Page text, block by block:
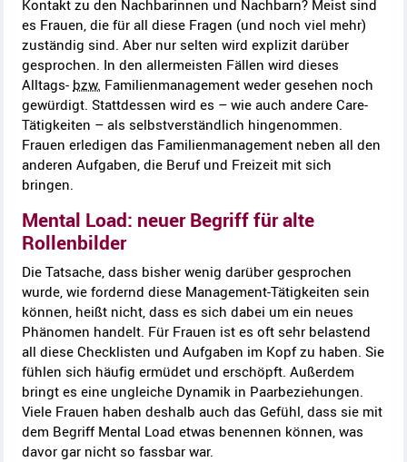
Kontakt zu den Nachbarinnen und Nachbarn? Meist sind
es Frauen, die für all diese Fragen (und noch viel mehr)
zuständig sind. Aber nur selten wird explizit darüber
gesprochen. In den allermeisten Fällen wird dieses
Alltags- bzw. Familienmanagement weder gesehen noch
gewürdigt. Stattdessen wird es – wie auch andere Care-
Tätigkeiten – als selbstverständlich hingenommen.
Frauen erledigen das Familienmanagement neben all den
anderen Aufgaben, die Beruf und Freizeit mit sich
bringen.
Mental Load: neuer Begriff für alte
Rollenbilder
Die Tatsache, dass bisher wenig darüber gesprochen
wurde, wie fordernd diese Management-Tätigkeiten sein
können, heißt nicht, dass es sich dabei um ein neues
Phänomen handelt. Für Frauen ist es oft sehr belastend
all diese Checklisten und Aufgaben im Kopf zu haben. Sie
fühlen sich häufig ermüdet und erschöpft. Außerdem
bringt es eine ungleiche Dynamik in Paarbeziehungen.
Viele Frauen haben deshalb auch das Gefühl, dass sie mit
dem Begriff Mental Load etwas benennen können, was
davor gar nicht so fassbar war.